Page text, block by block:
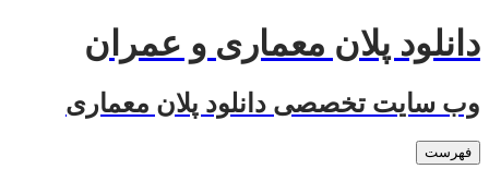
رفتن
به
دانلود پلان معماری و عمران
وب سایت تخصصی دانلود پلان معماری
فهرست